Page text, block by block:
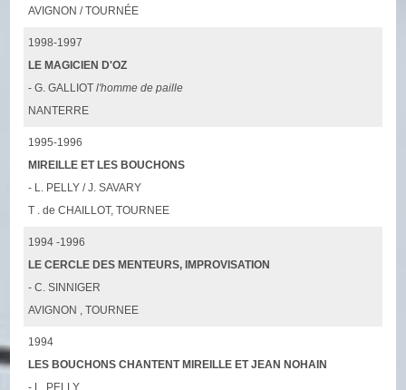
AVIGNON / TOURNÉE
1998-1997
LE MAGICIEN D'OZ
- G. GALLIOTl'homme de paille
NANTERRE
1995-1996
MIREILLE ET LES BOUCHONS
- L. PELLY / J. SAVARY
T . de CHAILLOT, TOURNEE
1994 -1996
LE CERCLE DES MENTEURS, IMPROVISATION
- C. SINNIGER
AVIGNON , TOURNEE
1994
LES BOUCHONS CHANTENT MIREILLE ET JEAN NOHAIN
- L. PELLY